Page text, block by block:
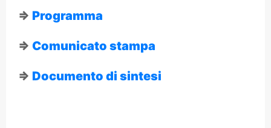
⇒ Programma
⇒ Comunicato stampa
⇒ Documento di sintesi